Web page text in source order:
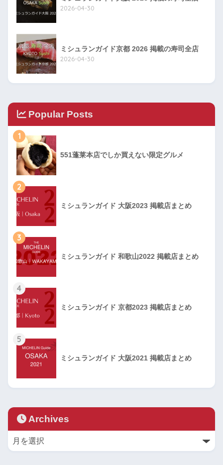
2026-04-30
ミシュランガイド京都 2026 掲載の寿司全店
2026-04-30
Popular Posts
1
551蓬莱本店でしか買えない限定グルメ
2
ミシュランガイド 大阪2023 掲載店まとめ
3
ミシュランガイド 和歌山2022 掲載店まとめ
4
ミシュランガイド 京都2023 掲載店まとめ
5
ミシュランガイド 大阪2021 掲載店まとめ
Archives